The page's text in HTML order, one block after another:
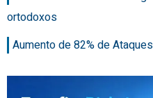
ortodoxos
Aumento de 82% de